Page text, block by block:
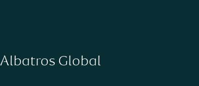
Albatros Global